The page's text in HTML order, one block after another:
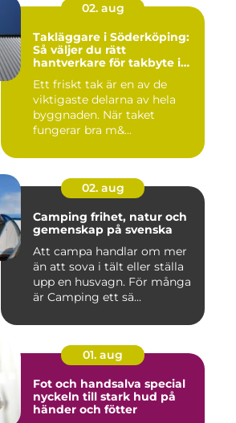
02. aug
Takläggare i Söderköping:
Så väljer du rätt
hantverkare för takbyte i
Ett friskt tak är en av de
viktigaste delarna av hela
byggnaden. När taket
fungerar bra m&...
02. aug
Camping frihet, natur och
gemenskap på svenska
Att campa handlar om mer
än att sova i tält eller ställa
upp en husvagn. För många
är Camping ett sä...
01. aug
Fot och handsalva special
nyckeln till stark hud på
händer och fötter